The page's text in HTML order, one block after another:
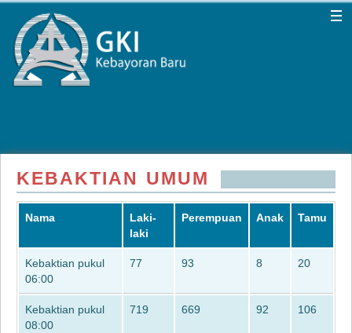
KEBAKTIAN UMUM
Nama
Laki-
laki
Perempuan Anak Tamu
Kebaktian pukul
06:00
77 93 8 20
Kebaktian pukul
08:00
719 669 92 106